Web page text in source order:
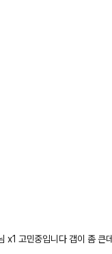
고민중입니다 갭이 좀 큰